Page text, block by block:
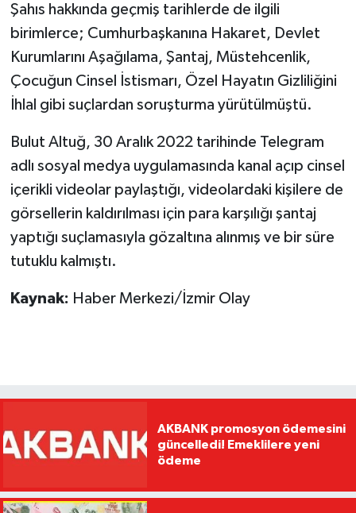
Şahıs hakkında geçmiş tarihlerde de ilgili
birimlerce; Cumhurbaşkanına Hakaret, Devlet
Kurumlarını Aşağılama, Şantaj, Müstehcenlik,
Çocuğun Cinsel İstismarı, Özel Hayatın Gizliliğini
İhlal gibi suçlardan soruşturma yürütülmüştü.
Bulut Altuğ, 30 Aralık 2022 tarihinde Telegram
adlı sosyal medya uygulamasında kanal açıp cinsel
içerikli videolar paylaştığı, videolardaki kişilere de
görsellerin kaldırılması için para karşılığı şantaj
yaptığı suçlamasıyla gözaltına alınmış ve bir süre
tutuklu kalmıştı.
Kaynak: Haber Merkezi/İzmir Olay
AKBANK promosyon ödemesini
güncelledi! Emeklilere yeni
ödeme